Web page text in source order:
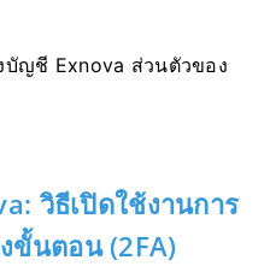
ญชี Exnova ส่วนตัวของ
วิธีเปิดใช้งานการ
ขั้นตอน (2FA)